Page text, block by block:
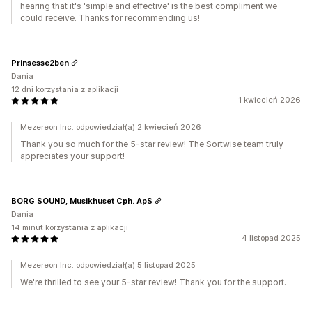
hearing that it's 'simple and effective' is the best compliment we
could receive. Thanks for recommending us!
1 kwiecień 2026
Prinsesse2ben
Dania
12 dni korzystania z aplikacji
Mezereon Inc. odpowiedział(a) 2 kwiecień 2026
Thank you so much for the 5-star review! The Sortwise team truly
appreciates your support!
4 listopad 2025
BORG SOUND, Musikhuset Cph. ApS
Dania
14 minut korzystania z aplikacji
Mezereon Inc. odpowiedział(a) 5 listopad 2025
We're thrilled to see your 5-star review! Thank you for the support.